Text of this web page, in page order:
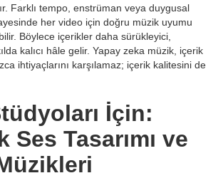
Farklı tempo, enstrüman veya duygusal
her video için doğru müzik uyumu
Böylece içerikler daha sürükleyici,
kalıcı hâle gelir. Yapay zeka müzik, içerik
ihtiyaçlarını karşılamaz; içerik kalitesini de
İçin:
Ses Tasarımı ve